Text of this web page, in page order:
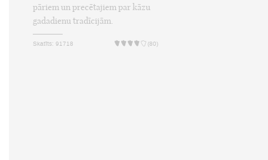
pāriem un precētajiem par kāzu
gadadienu tradīcijām.
Skatīts: 91718 (80)